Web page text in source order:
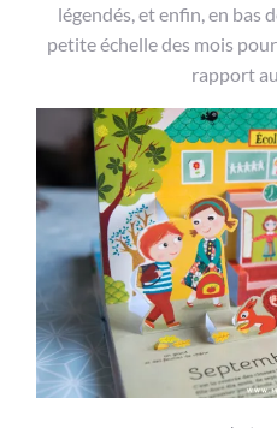
légendés, et enfin, en bas
petite échelle des mois
rapport